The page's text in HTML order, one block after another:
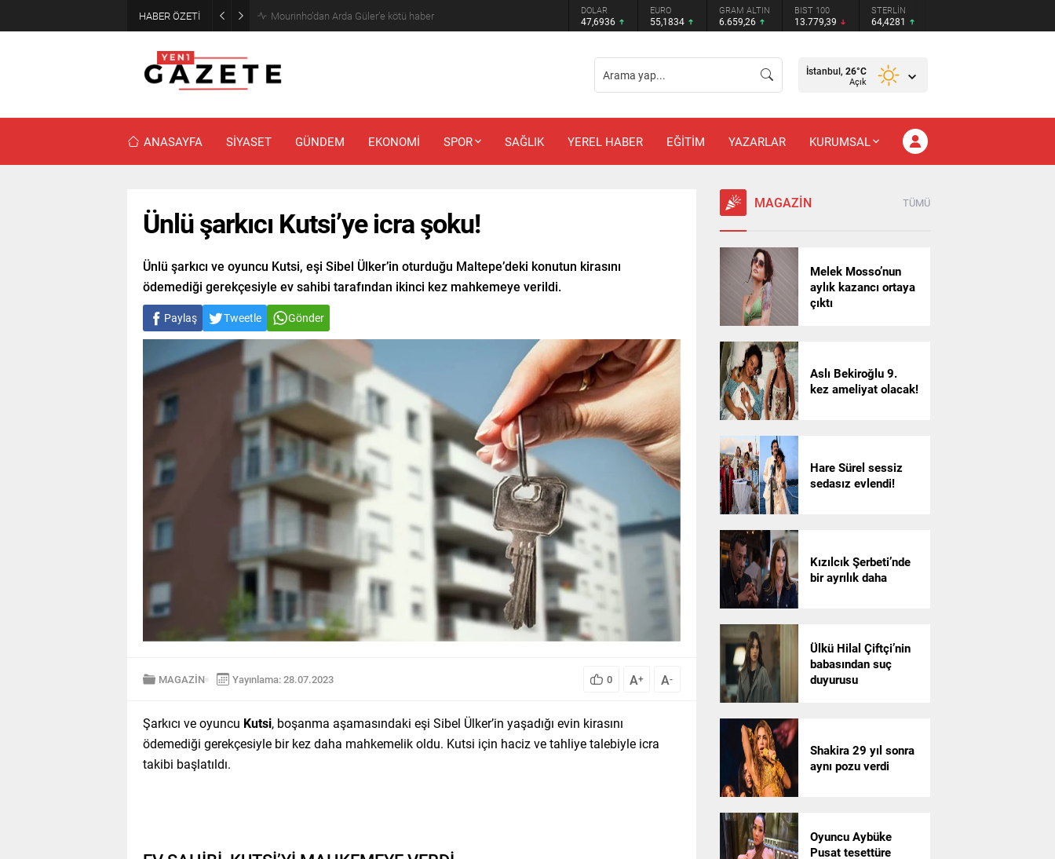
HABER ÖZETİ Mourinho’dan Arda Güler’e kötü haber DOLAR
47,6936
EURO
55,1834
GRAM ALTIN
6.659,26
BIST 100
13.779,39
STERLİN
64,4281
İstanbul, 26°C
Açık
ANASAYFA SİYASET GÜNDEM EKONOMİ SPOR SAĞLIK YEREL HABER EĞİTİM YAZARLAR KURUMSAL
Ünlü şarkıcı Kutsi’ye icra şoku!
Ünlü şarkıcı ve oyuncu Kutsi, eşi Sibel Ülker’in oturduğu Maltepe’deki konutun kirasını
ödemediği gerekçesiyle ev sahibi tarafından ikinci kez mahkemeye verildi.
Paylaş Tweetle Gönder
MAGAZİN Yayınlama: 28.07.2023 0 A+ A-
Şarkıcı ve oyuncu Kutsi, boşanma aşamasındaki eşi Sibel Ülker’in yaşadığı evin kirasını
ödemediği gerekçesiyle bir kez daha mahkemelik oldu. Kutsi için haciz ve tahliye talebiyle icra
takibi başlatıldı.
MAGAZİN TÜMÜ
Melek Mosso’nun
aylık kazancı ortaya
çıktı
Aslı Bekiroğlu 9.
kez ameliyat olacak!
Hare Sürel sessiz
sedasız evlendi!
Kızılcık Şerbeti’nde
bir ayrılık daha
Ülkü Hilal Çiftçi’nin
babasından suç
duyurusu
Shakira 29 yıl sonra
aynı pozu verdi
Oyuncu Aybüke
Pusat tesettüre